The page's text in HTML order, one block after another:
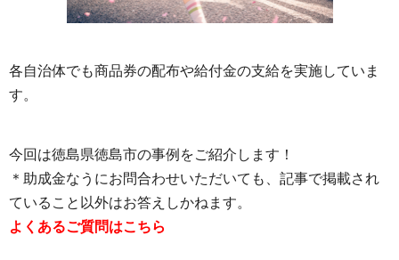
各自治体でも商品券の配布や給付金の支給を実施していま
す。
今回は徳島県徳島市の事例をご紹介します！
＊助成金なうにお問合わせいただいても、記事で掲載され
ていること以外はお答えしかねます。
よくあるご質問はこちら